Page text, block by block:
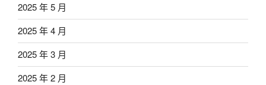
2025 年 5 月
2025 年 4 月
2025 年 3 月
2025 年 2 月